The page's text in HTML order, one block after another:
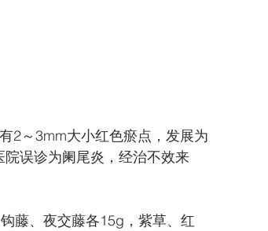
2～3mm大小红色瘀点，发展为
误诊为阑尾炎，经治不效来
藤、夜交藤各15g，紫草、红